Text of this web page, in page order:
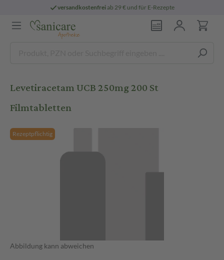
versandkostenfreiab 29 € und für E-Rezepte
Levetiracetam UCB 250mg 200 St
Filmtabletten
Rezeptpflichtig
Abbildung kann abweichen